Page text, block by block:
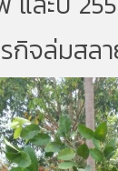
กิจล่มสล